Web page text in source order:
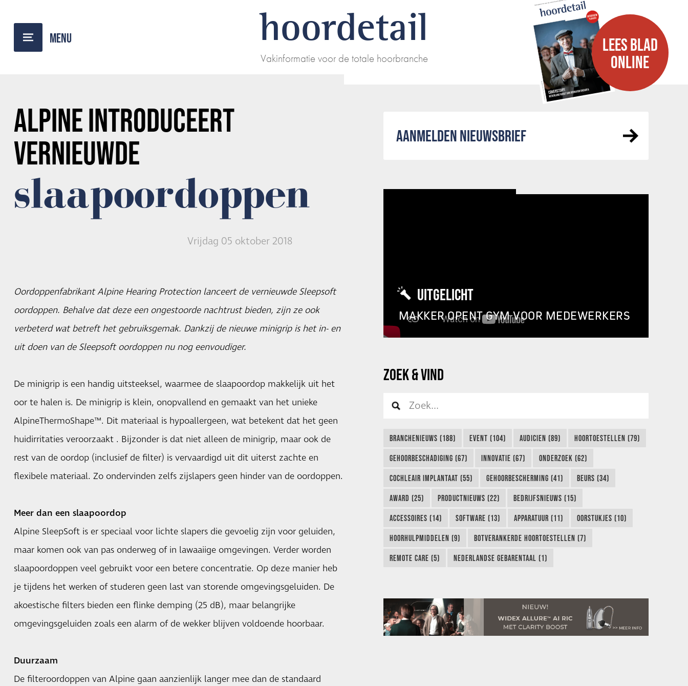
hoordetail
Vakinformatie voor de totale hoorbranche
LEES BLAD
ONLINE
ALPINEINTRODUCEERT
VERNIEUWDE
slaapoordoppen
Vrijdag 05 oktober 2018
Oordoppenfabrikant Alpine Hearing Protection lanceert de vernieuwde Sleepsoft
oordoppen. Behalve dat deze een ongestoorde nachtrust bieden, zijn ze ook
verbeterd wat betreft het gebruiksgemak. Dankzij de nieuwe minigrip is het in- en
uit doen van de Sleepsoft oordoppen nu nog eenvoudiger.
De minigrip is een handig uitsteeksel, waarmee de slaapoordop makkelijk uit het
oor te halen is. De minigrip is klein, onopvallend en gemaakt van het unieke
AlpineThermoShape™. Dit materiaal is hypoallergeen, wat betekent dat het geen
huidirritaties veroorzaakt . Bijzonder is dat niet alleen de minigrip, maar ook de
rest van de oordop (inclusief de filter) is vervaardigd uit dit uiterst zachte en
flexibele materiaal. Zo ondervinden zelfs zijslapers geen hinder van de oordoppen.
Meer dan een slaapoordop
Alpine SleepSoft is er speciaal voor lichte slapers die gevoelig zijn voor geluiden,
maar komen ook van pas onderweg of in lawaaiige omgevingen. Verder worden
slaapoordoppen veel gebruikt voor een betere concentratie. Op deze manier heb
je tijdens het werken of studeren geen last van storende omgevingsgeluiden. De
akoestische filters bieden een flinke demping (25 dB), maar belangrijke
omgevingsgeluiden zoals een alarm of de wekker blijven voldoende hoorbaar.
Duurzaam
De filteroordoppen van Alpine gaan aanzienlijk langer mee dan de standaard
AANMELDEN NIEUWSBRIEF
UITGELICHT
MAKKER OPENT GYM VOOR MEDEWERKERS
ZOEK & VIND
BRANCHENIEUWS (188) EVENT (104) AUDICIEN (89) HOORTOESTELLEN (79)
GEHOORBESCHADIGING (67) INNOVATIE (67) ONDERZOEK (62)
COCHLEAIR IMPLANTAAT (55) GEHOORBESCHERMING (41) BEURS (34)
AWARD (25) PRODUCTNIEUWS (22) BEDRIJFSNIEUWS (15)
ACCESSOIRES (14) SOFTWARE (13) APPARATUUR (11) OORSTUKJES (10)
HOORHULPMIDDELEN (9) BOTVERANKERDE HOORTOESTELLEN (7)
REMOTE CARE (5) NEDERLANDSE GEBARENTAAL (1)